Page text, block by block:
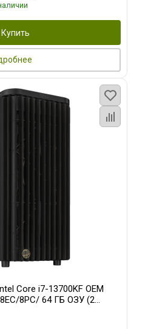
Купить
Core i7-13700KF OEM
8PC/ 64 ГБ ОЗУ (2
OC 16GB GDDR7